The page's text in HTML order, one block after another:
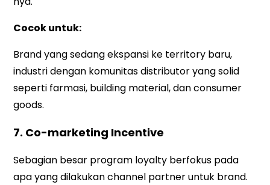
Cocok untuk:
Brand yang sedang ekspansi ke territory baru,
industri dengan komunitas distributor yang solid
seperti farmasi, building material, dan consumer
goods.
7. Co-marketing Incentive
Sebagian besar program loyalty berfokus pada
apa yang dilakukan channel partner untuk brand.